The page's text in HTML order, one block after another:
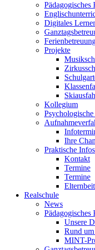
Pädagogisches
Digitales
Projekte
Kollegium
Ihre
Praktische Infos
Kontakt
Termine
Termine
Realschule
News
Pädagogisches
Unsere
Rund
MINT-